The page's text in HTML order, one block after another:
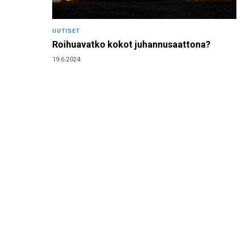
UUTISET
Roihuavatko kokot juhannusaattona?
19.6.2024